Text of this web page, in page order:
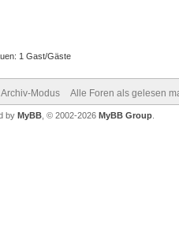
1 Gast/Gäste
Archiv-Modus Alle Foren als gelesen
by MyBB , © 2002-2026 MyBB Group